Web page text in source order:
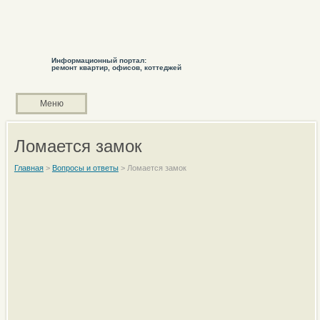
Информационный портал:
ремонт квартир, офисов, коттеджей
Меню
Ломается замок
Главная> Вопросы и ответы> Ломается замок